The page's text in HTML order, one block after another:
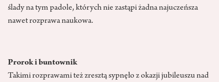
ślady na tym padole, których nie zastąpi żadna najuczeńsza
nawet rozprawa naukowa.
Prorok i buntownik
Takimi rozprawami też zresztą sypnęło z okazji jubileuszu nad